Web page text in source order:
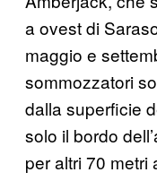
a ovest di
maggio e
sommozzatori
dalla superficie
solo il bordo
per altri 70 metri